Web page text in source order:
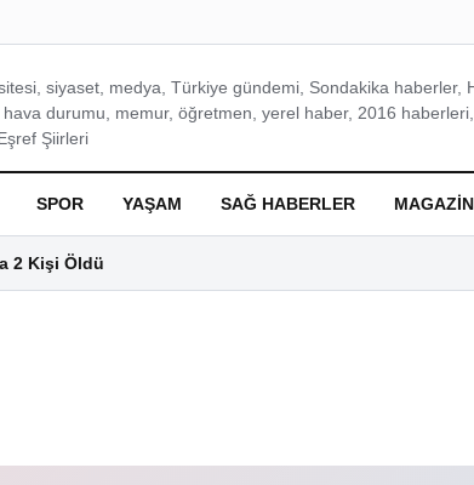
siyaset, medya, Türkiye gündemi, Sondakika haberler,
durumu, memur, öğretmen, yerel haber, 2016
Şiirleri
SPOR YAŞAM SAĞ HABERLER MAGAZIN
2 Kişi Öldü